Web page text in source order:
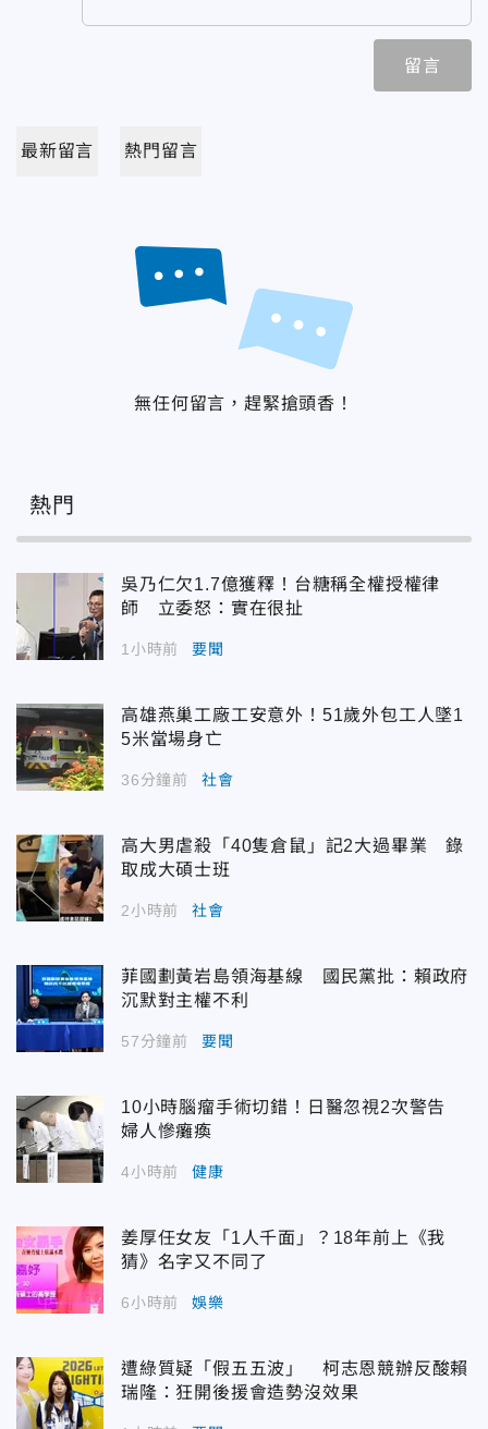
留言
最新留言 熱門留言
無任何留言，趕緊搶頭香！
熱門
吳乃仁欠1.7億獲釋！台糖稱全權授權律
師 立委怒：實在很扯
1小時前 要聞
高雄燕巢工廠工安意外！51歲外包工人墜1
5米當場身亡
36分鐘前 社會
高大男虐殺「40隻倉鼠」記2大過畢業 錄
取成大碩士班
2小時前 社會
菲國劃黃岩島領海基線 國民黨批：賴政府
沉默對主權不利
57分鐘前 要聞
10小時腦瘤手術切錯！日醫忽視2次警告
婦人慘癱瘓
4小時前 健康
姜厚任女友「1人千面」？18年前上《我
猜》名字又不同了
6小時前 娛樂
遭綠質疑「假五五波」 柯志恩競辦反酸賴
瑞隆：狂開後援會造勢沒效果